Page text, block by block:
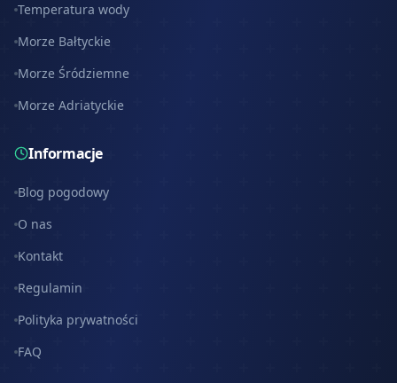
Temperatura wody
Morze Bałtyckie
Morze Śródziemne
Morze Adriatyckie
Informacje
Blog pogodowy
O nas
Kontakt
Regulamin
Polityka prywatności
FAQ